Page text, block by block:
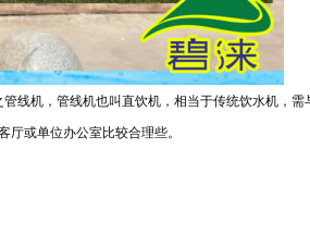
线机，管线机也叫直饮机，相当于传统饮水机，需
或单位办公室比较合理些。